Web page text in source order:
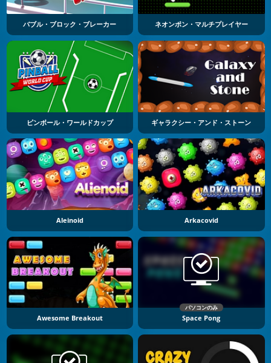
バブル・ブロック・ブレーカー ネオンポン・マルチプレイヤー
ピンボール・ワールドカップ ギャラクシー・アンド・ストーン
Aleinoid Arkacovid
Awesome Breakout
パソコンのみ
Space Pong